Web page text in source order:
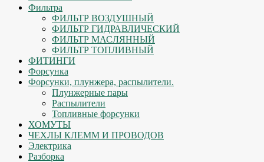
Фильтра
ФИЛЬТР ВОЗДУШНЫЙ
ФИЛЬТР ГИДРАВЛИЧЕСКИЙ
ФИЛЬТР МАСЛЯННЫЙ
ФИЛЬТР ТОПЛИВНЫЙ
ФИТИНГИ
Форсунка
Форсунки, плунжера, распылители.
Плунжерные пары
Распылители
Топливные форсунки
ХОМУТЫ
ЧЕХЛЫ КЛЕММ И ПРОВОДОВ
Электрика
Разборка